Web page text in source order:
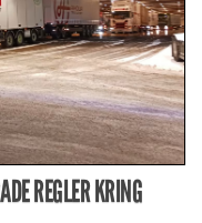
REGLER KRING